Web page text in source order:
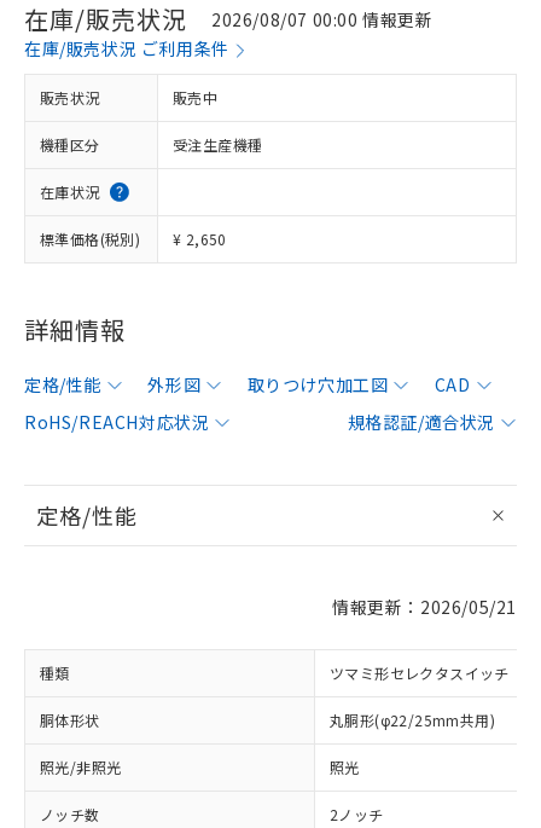
在庫/販売状況
2026/08/07 00:00 情報更新
在庫/販売状況 ご利用条件
販売状況 販売中
機種区分 受注生産機種
在庫状況
標準価格(税別) ¥ 2,650
詳細情報
定格/性能 外形図 取りつけ穴加工図
CAD
RoHS/REACH対応状況
規格認証/適合状況
定格/性能
情報更新：2026/05/21
種類 ツマミ形セレクタスイッチ
胴体形状 丸胴形(φ22/25mm共用)
照光/非照光 照光
ノッチ数 2ノッチ